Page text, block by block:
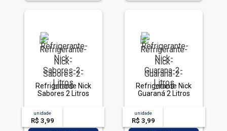
Refrigerante Nick
Sabores 2 Litros
unidade
R$ 3,99
Refrigerante Nick
Guaraná 2 Litros
unidade
R$ 3,99